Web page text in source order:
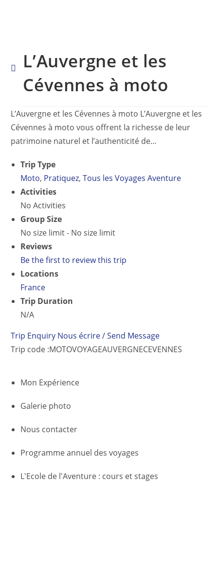
L’Auvergne et les
Cévennes à moto
L’Auvergne et les Cévennes à moto L’Auvergne et les
Cévennes à moto vous offrent la richesse de leur
patrimoine naturel et l’authenticité de…
Trip Type
Moto, Pratiquez,Tous les Voyages Aventure
Activities
No Activities
Group Size
No size limit - No size limit
Reviews
Be the first to review this trip
Locations
France
Trip Duration
N/A
Trip Enquiry Nous écrire / Send Message
Trip code :MOTOVOYAGEAUVERGNECEVENNES
Mon Expérience
Galerie photo
Nous contacter
Programme annuel des voyages
L'Ecole de l'Aventure : cours et stages